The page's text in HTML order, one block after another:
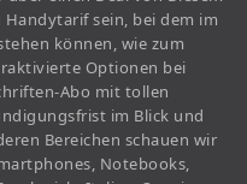
Handytarif sein, bei dem im
können, wie zum
Optionen bei
Abo mit tollen
im Blick und
Bereichen schauen wir
Notebooks,